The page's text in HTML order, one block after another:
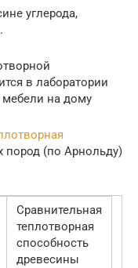
углерода,
в лаборатории
мебели на дому
пород (по Арнольду)
Сравнительная
теплотворная
способность
древесины